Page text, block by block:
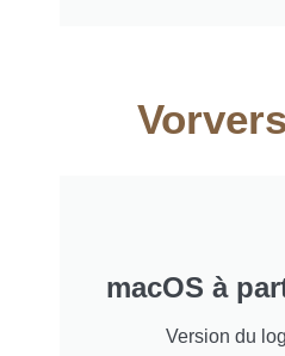
macOS à
Version du